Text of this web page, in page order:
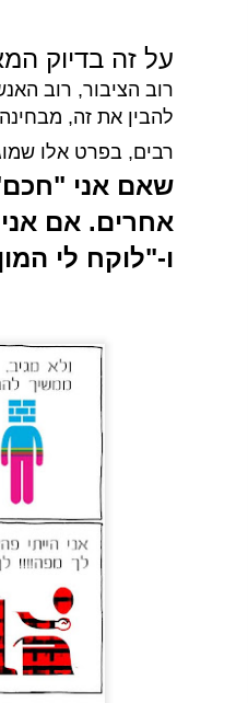
על זה בדיוק
רבים, בפרט אלו
שאם אני
אחרים. אם
ו-"לוקח לי
רואה
שהיא
19
את
יפה,
למה
לצאת
אם